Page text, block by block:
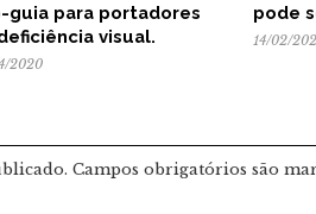
guia para portadores
visual.
2020
pode
14/02/
Campos obrigatórios são